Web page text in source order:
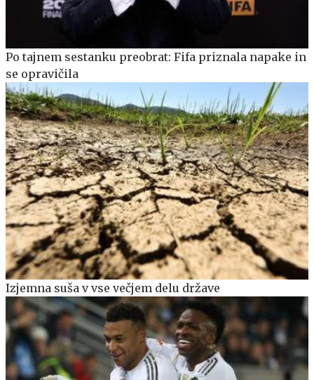
Po tajnem sestanku preobrat: Fifa priznala napake in
se opravičila
Izjemna suša v vse večjem delu države